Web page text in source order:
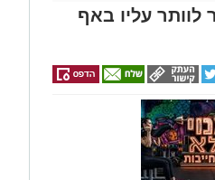
עליו באף